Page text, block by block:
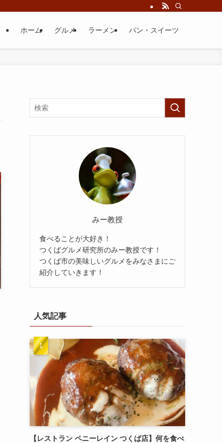
ホーム グルメ ラーメン パン・スイーツ
みー教授
食べることが大好き！
つくばグルメ研究所のみー教授です！
つくば市の美味しいグルメをみなさまにご
紹介していきます！
人気記事
【レストラン ペニーレイン つくば店】何を食べ